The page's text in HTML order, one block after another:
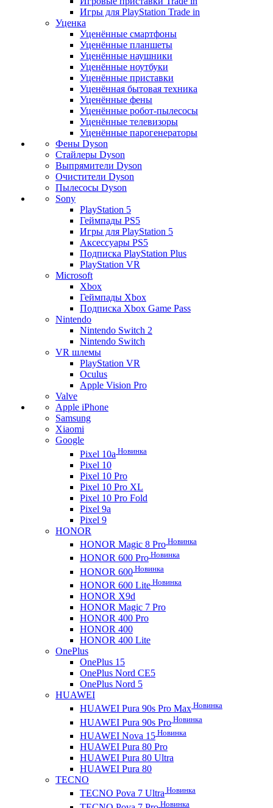
Игры для PlayStation Trade in
Уценка
Уценённые смартфоны
Уценённые планшеты
Уценённые наушники
Уценённые ноутбуки
Уценённые приставки
Уценённая бытовая техника
Уценённые фены
Уценённые робот-пылесосы
Уценённые телевизоры
Уценённые парогенераторы
Фены Dyson
Стайлеры Dyson
Выпрямители Dyson
Очистители Dyson
Пылесосы Dyson
Sony
PlayStation 5
Геймпады PS5
Игры для PlayStation 5
Аксессуары PS5
Подписка PlayStation Plus
PlayStation VR
Microsoft
Xbox
Геймпады Xbox
Подписка Xbox Game Pass
Nintendo
Nintendo Switch 2
Nintendo Switch
VR шлемы
PlayStation VR
Oculus
Apple Vision Pro
Valve
Apple iPhone
Samsung
Xiaomi
Google
Pixel 10a Новинка
Pixel 10
Pixel 10 Pro
Pixel 10 Pro XL
Pixel 10 Pro Fold
Pixel 9a
Pixel 9
HONOR
HONOR Magic 8 Pro Новинка
HONOR 600 Pro Новинка
HONOR 600 Новинка
HONOR 600 Lite Новинка
HONOR X9d
HONOR Magic 7 Pro
HONOR 400 Pro
HONOR 400
HONOR 400 Lite
OnePlus
OnePlus 15
OnePlus Nord CE5
OnePlus Nord 5
HUAWEI
HUAWEI Pura 90s Pro Max Новинка
HUAWEI Pura 90s Pro Новинка
HUAWEI Nova 15 Новинка
HUAWEI Pura 80 Pro
HUAWEI Pura 80 Ultra
HUAWEI Pura 80
TECNO
TECNO Pova 7 Ultra Новинка
Новинка